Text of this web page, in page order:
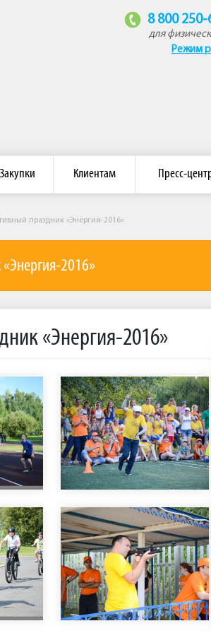
8 800
для
Режим
Закупки Клиентам Пресс-
праздник «Энергия-2016»
2016»
«Энергия-2016»